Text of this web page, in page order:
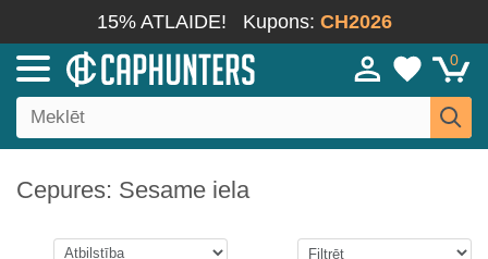
15% ATLAIDE! Kupons: CH2026
0
Cepures: Sesame iela